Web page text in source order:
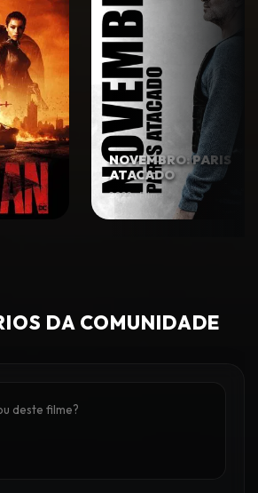
NOVEMBRO: PARIS
ATACADO
2022 • Filme
DA COMUNIDADE